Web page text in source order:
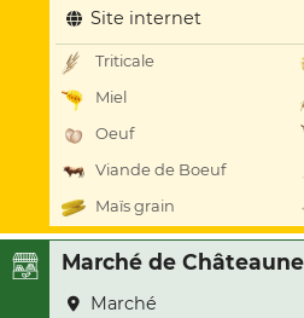
Site internet
Triticale
Miel
Oeuf
Viande de Boeuf
Maïs grain
Marché de
Marché